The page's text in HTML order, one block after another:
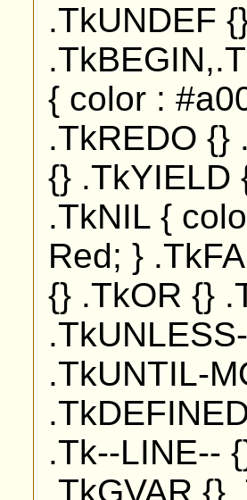
.TkUNDEF
{ color :
.TkREDO {}
{} .TkYIELD
.TkNIL {
Red; }
{} .TkOR {}
.TkUNTIL-
.Tk--LINE--
.TkGVAR {}